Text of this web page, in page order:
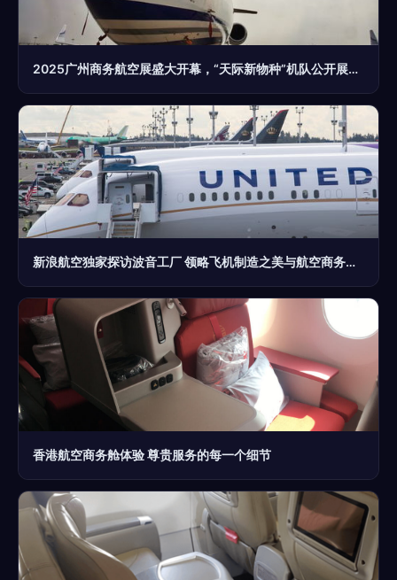
2025广州商务航空展盛大开幕，“天际新物种”机队公开展出,“地面互联与服务面对面提供多元整体服务商业价值提炼商”，(
新浪航空独家探访波音工厂 领略飞机制造之美与航空商务服务的未来
香港航空商务舱体验 尊贵服务的每一个细节